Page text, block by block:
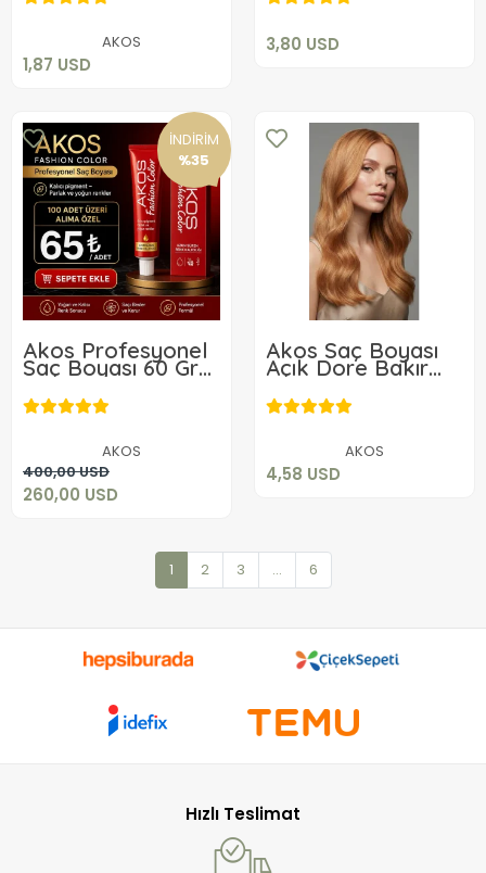
AKOS
1,87 USD
3,80 USD
Sepete Ekle
İNDİRİM
%35
Akos Profesyonel
Saç Boyası 60 Gr
100 Adet
Kampanyalı Satış
AKOS
400,00 USD
260,00 USD
260,00 USD
Sepete Ekle
Akos Saç Boyası
Açık Dore Bakır
8.34
AKOS
4,58 USD
4,58 USD
1 2 3 ... 6
Hızlı Teslimat